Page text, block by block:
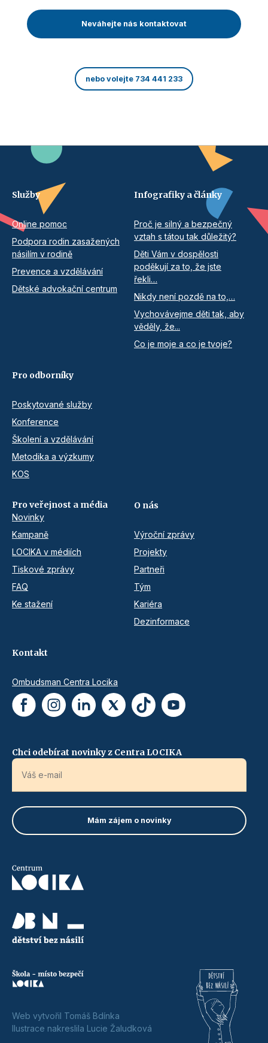
Neváhejte nás kontaktovat
nebo volejte 734 441 233
Služby
Online pomoc
Podpora rodin zasažených
násilím v rodině
Prevence a vzdělávání
Dětské advokační centrum
Infografiky a články
Proč je silný a bezpečný
vztah s tátou tak důležitý?
Děti Vám v dospělosti
poděkují za to, že jste
řekli…
Nikdy není pozdě na to,…
Vychovávejme děti tak, aby
věděly, že...
Co je moje a co je tvoje?
Pro odborníky
Poskytované služby
Konference
Školení a vzdělávání
Metodika a výzkumy
KOS
Pro veřejnost a média
Novinky
Kampaně
LOCIKA v médiích
Tiskové zprávy
FAQ
Ke stažení
O nás
Výroční zprávy
Projekty
Partneři
Tým
Kariéra
Dezinformace
Kontakt
Ombudsman Centra Locika
Chci odebírat novinky z Centra LOCIKA
Web vytvořil Tomáš Bdínka
Ilustrace nakreslila Lucie Žaludková